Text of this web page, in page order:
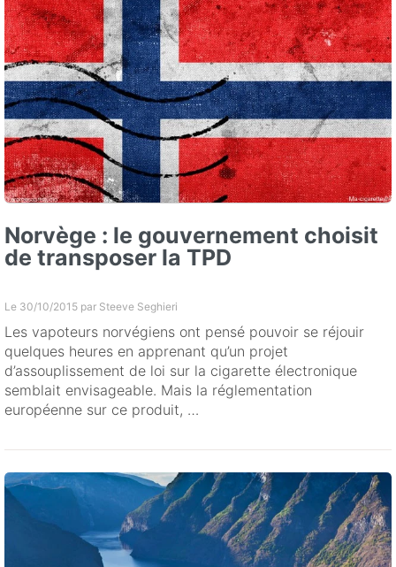
Norvège : le gouvernement choisit
de transposer la TPD
Le 30/10/2015 par Steeve Seghieri
Les vapoteurs norvégiens ont pensé pouvoir se réjouir
quelques heures en apprenant qu’un projet
d’assouplissement de loi sur la cigarette électronique
semblait envisageable. Mais la réglementation
européenne sur ce produit, …